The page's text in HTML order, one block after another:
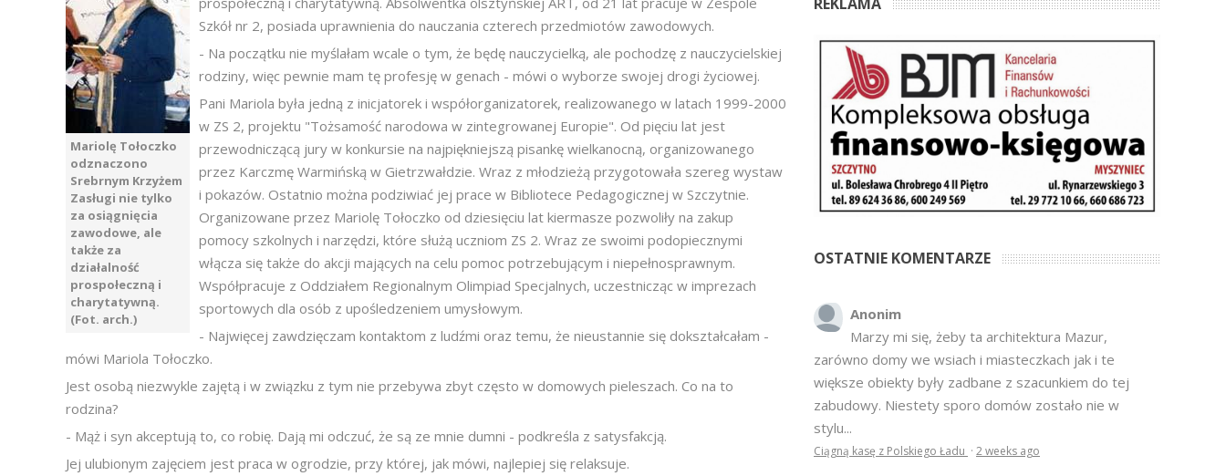
Mariolę Tołoczko
odznaczono
Srebrnym Krzyżem
Zasługi nie tylko
za osiągnięcia
zawodowe, ale
także za
działalność
prospołeczną i
charytatywną.
(Fot. arch.)
Szkół nr 2, posiada uprawnienia do nauczania czterech przedmiotów zawodowych.
- Na początku nie myślałam wcale o tym, że będę nauczycielką, ale pochodzę z nauczycielskiej
rodziny, więc pewnie mam tę profesję w genach - mówi o wyborze swojej drogi życiowej.
Pani Mariola była jedną z inicjatorek i współorganizatorek, realizowanego w latach 1999-2000
w ZS 2, projektu "Tożsamość narodowa w zintegrowanej Europie". Od pięciu lat jest
przewodniczącą jury w konkursie na najpiękniejszą pisankę wielkanocną, organizowanego
przez Karczmę Warmińską w Gietrzwałdzie. Wraz z młodzieżą przygotowała szereg wystaw
i pokazów. Ostatnio można podziwiać jej prace w Bibliotece Pedagogicznej w Szczytnie.
Organizowane przez Mariolę Tołoczko od dziesięciu lat kiermasze pozwoliły na zakup
pomocy szkolnych i narzędzi, które służą uczniom ZS 2. Wraz ze swoimi podopiecznymi
włącza się także do akcji mających na celu pomoc potrzebującym i niepełnosprawnym.
Współpracuje z Oddziałem Regionalnym Olimpiad Specjalnych, uczestnicząc w imprezach
sportowych dla osób z upośledzeniem umysłowym.
- Najwięcej zawdzięczam kontaktom z ludźmi oraz temu, że nieustannie się dokształcałam -
mówi Mariola Tołoczko.
Jest osobą niezwykle zajętą i w związku z tym nie przebywa zbyt często w domowych pieleszach. Co na to
rodzina?
- Mąż i syn akceptują to, co robię. Dają mi odczuć, że są ze mnie dumni - podkreśla z satysfakcją.
Jej ulubionym zajęciem jest praca w ogrodzie, przy której, jak mówi, najlepiej się relaksuje.
OSTATNIE KOMENTARZE
Anonim
Marzy mi się, żeby ta architektura Mazur,
zarówno domy we wsiach i miasteczkach jak i te
większe obiekty były zadbane z szacunkiem do tej
zabudowy. Niestety sporo domów zostało nie w
stylu...
Ciągną kasę z Polskiego Ładu · 2 weeks ago